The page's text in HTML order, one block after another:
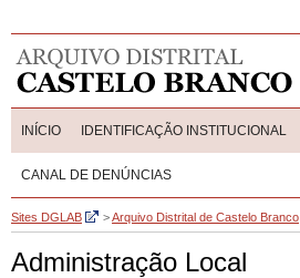
INÍCIO IDENTIFICAÇÃO INSTITUCIONAL
CANAL DE DENÚNCIAS
Sites DGLAB >Arquivo Distrital de Castelo Branco
Administração Local